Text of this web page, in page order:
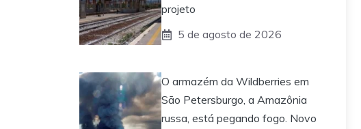
projeto
5 de agosto de 2026
O armazém da Wildberries em
São Petersburgo, a Amazônia
russa, está pegando fogo. Novo